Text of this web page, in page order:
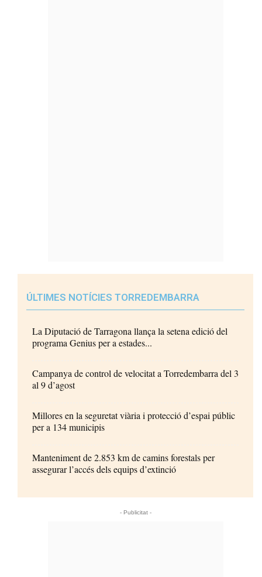
ÚLTIMES NOTÍCIES TORREDEMBARRA
La Diputació de Tarragona llança la setena edició del
programa Genius per a estades...
Campanya de control de velocitat a Torredembarra del 3
al 9 d’agost
Millores en la seguretat viària i protecció d’espai públic
per a 134 municipis
Manteniment de 2.853 km de camins forestals per
assegurar l’accés dels equips d’extinció
- Publicitat -